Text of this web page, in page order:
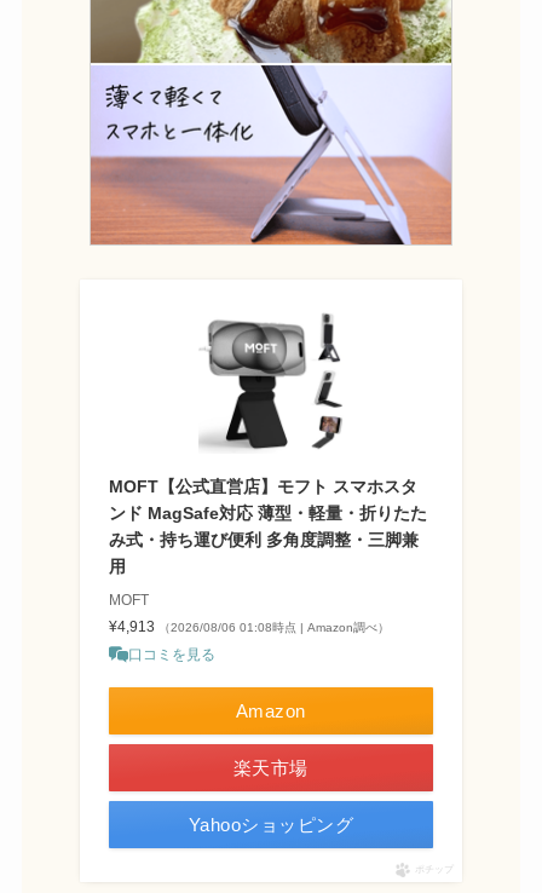
MOFT【公式直営店】モフト スマホスタ
ンド MagSafe対応 薄型・軽量・折りたた
み式・持ち運び便利 多角度調整・三脚兼
用
MOFT
¥4,913
（2026/08/06 01:08時点 | Amazon調べ）
口コミを見る
Amazon
楽天市場
Yahooショッピング
ポチップ